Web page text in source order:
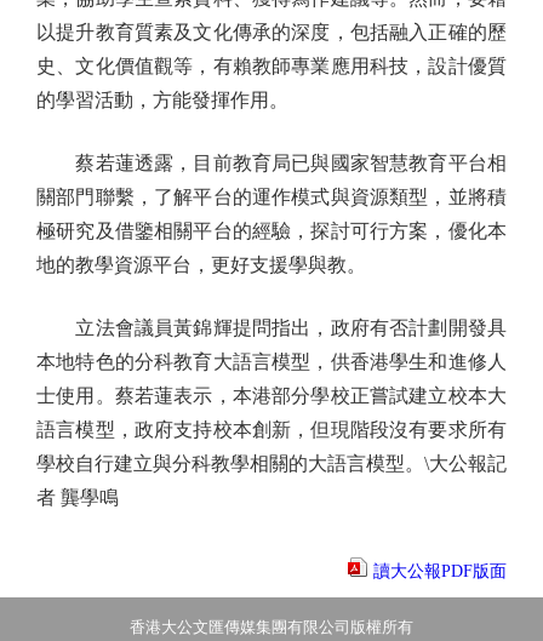
以提升教育質素及文化傳承的深度，包括融入正確的歷
史、文化價值觀等，有賴教師專業應用科技，設計優質
的學習活動，方能發揮作用。
蔡若蓮透露，目前教育局已與國家智慧教育平台相
關部門聯繫，了解平台的運作模式與資源類型，並將積
極研究及借鑒相關平台的經驗，探討可行方案，優化本
地的教學資源平台，更好支援學與教。
立法會議員黃錦輝提問指出，政府有否計劃開發具
本地特色的分科教育大語言模型，供香港學生和進修人
士使用。蔡若蓮表示，本港部分學校正嘗試建立校本大
語言模型，政府支持校本創新，但現階段沒有要求所有
學校自行建立與分科教學相關的大語言模型。\大公報記
者 龔學鳴
讀大公報PDF版面
香港大公文匯傳媒集團有限公司版權所有